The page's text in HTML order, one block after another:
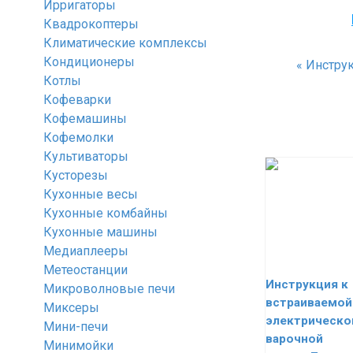
«
Инструкция к
встраиваемой
варочной
Ирригаторы
Квадрокоптеры
Климатические комплексы
Кондиционеры
Котлы
Кофеварки
Кофемашины
Кофемолки
Культиваторы
Кусторезы
Кухонные весы
Кухонные комбайны
Кухонные машины
Медиаплееры
Метеостанции
Микроволновые печи
Миксеры
Мини-печи
Минимойки